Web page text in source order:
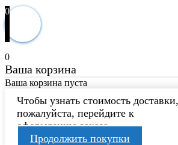
0
0
Ваша корзина
Ваша корзина пуста
Чтобы узнать стоимость доставки,
пожалуйста, перейдите к
оформлению заказа.
Продолжить покупки